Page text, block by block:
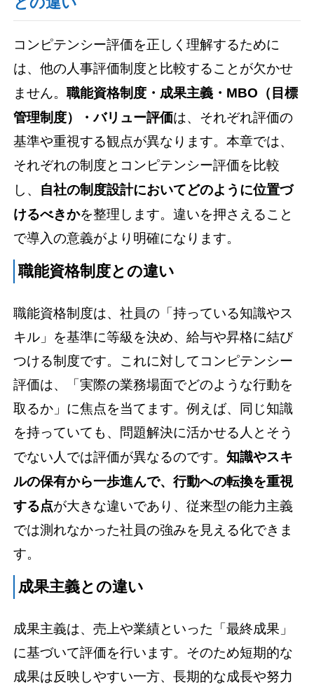
コンピテンシー評価を正しく理解するために
は、他の人事評価制度と比較することが欠かせ
ません。職能資格制度・成果主義・MBO（目標
管理制度）・バリュー評価は、それぞれ評価の
基準や重視する観点が異なります。本章では、
それぞれの制度とコンピテンシー評価を比較
し、 自社の制度設計においてどのように位置づ
けるべきかを整理します。違いを押さえること
で導入の意義がより明確になります。
職能資格制度との違い
職能資格制度は、社員の「持っている知識やス
キル」を基準に等級を決め、給与や昇格に結び
つける制度です。これに対してコンピテンシー
評価は、「実際の業務場面でどのような行動を
取るか」に焦点を当てます。例えば、同じ知識
を持っていても、問題解決に活かせる人とそう
でない人では評価が異なるのです。知識やスキ
ルの保有から一歩進んで、行動への転換を重視
する点が大きな違いであり、従来型の能力主義
では測れなかった社員の強みを見える化できま
す。
成果主義との違い
成果主義は、売上や業績といった「最終成果」
に基づいて評価を行います。そのため短期的な
成果は反映しやすい一方、長期的な成長や努力